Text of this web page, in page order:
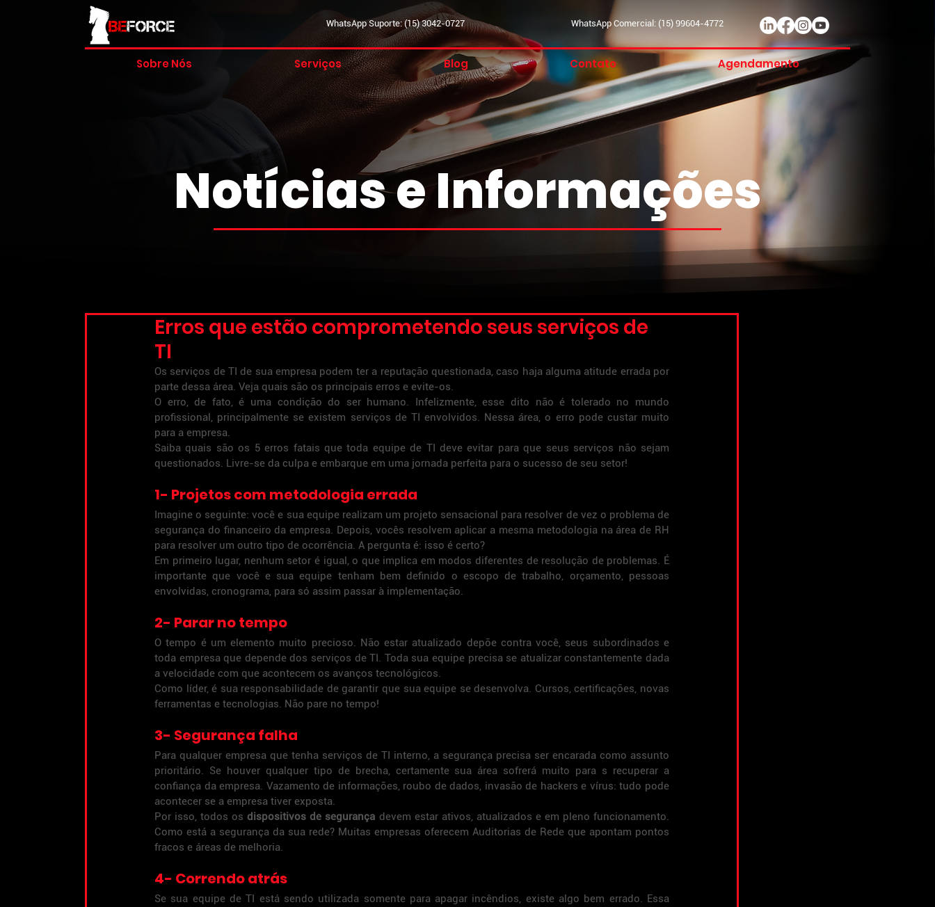
WhatsApp Suporte: (15) 3042-0727 WhatsApp Comercial: (15) 99604-4772
Sobre Nós Serviços Blog Contato Agendamento
Notícias e Informações
Erros que estão comprometendo seus serviços de
TI
Os serviços de TI de sua empresa podem ter a reputação questionada, caso haja alguma atitude errada por
parte dessa área. Veja quais são os principais erros e evite-os.
O erro, de fato, é uma condição do ser humano. Infelizmente, esse dito não é tolerado no mundo
profissional, principalmente se existem serviços de TI envolvidos. Nessa área, o erro pode custar muito
para a empresa.
Saiba quais são os 5 erros fatais que toda equipe de TI deve evitar para que seus serviços não sejam
questionados. Livre-se da culpa e embarque em uma jornada perfeita para o sucesso de seu setor!
1- Projetos com metodologia errada
Imagine o seguinte: você e sua equipe realizam um projeto sensacional para resolver de vez o problema de
segurança do financeiro da empresa. Depois, vocês resolvem aplicar a mesma metodologia na área de RH
para resolver um outro tipo de ocorrência. A pergunta é: isso é certo?
Em primeiro lugar, nenhum setor é igual, o que implica em modos diferentes de resolução de problemas. É
importante que você e sua equipe tenham bem definido o escopo de trabalho, orçamento, pessoas
envolvidas, cronograma, para só assim passar à implementação.
2- Parar no tempo
O tempo é um elemento muito precioso. Não estar atualizado depõe contra você, seus subordinados e
toda empresa que depende dos serviços de TI. Toda sua equipe precisa se atualizar constantemente dada
a velocidade com que acontecem os avanços tecnológicos.
Como líder, é sua responsabilidade de garantir que sua equipe se desenvolva. Cursos, certificações, novas
ferramentas e tecnologias. Não pare no tempo!
3- Segurança falha
Para qualquer empresa que tenha serviços de TI interno, a segurança precisa ser encarada como assunto
prioritário. Se houver qualquer tipo de brecha, certamente sua área sofrerá muito para s recuperar a
confiança da empresa. Vazamento de informações, roubo de dados, invasão de hackers e vírus: tudo pode
acontecer se a empresa tiver exposta.
Por isso, todos os dispositivos de segurança devem estar ativos, atualizados e em pleno funcionamento.
Como está a segurança da sua rede? Muitas empresas oferecem Auditorias de Rede que apontam pontos
fracos e áreas de melhoria.
4- Correndo atrás
Se sua equipe de TI está sendo utilizada somente para apagar incêndios, existe algo bem errado. Essa